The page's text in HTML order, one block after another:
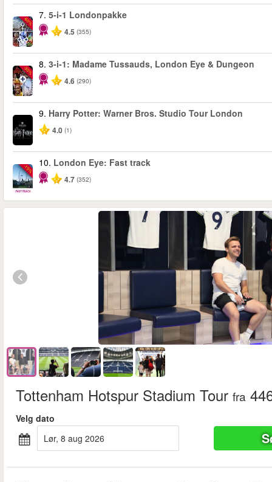
-60%
7. 5-i-1 Londonpakke
4.5 (355)
-30%
8. 3-i-1: Madame Tussauds, London Eye & Dungeon
4.6 (290)
9. Harry Potter: Warner Bros. Studio Tour London
4.0 (1)
-15%
10. London Eye: Fast track
4.7 (352)
Tottenham Hotspur Stadium Tour fra
Velg dato
lør, 8 aug 2026